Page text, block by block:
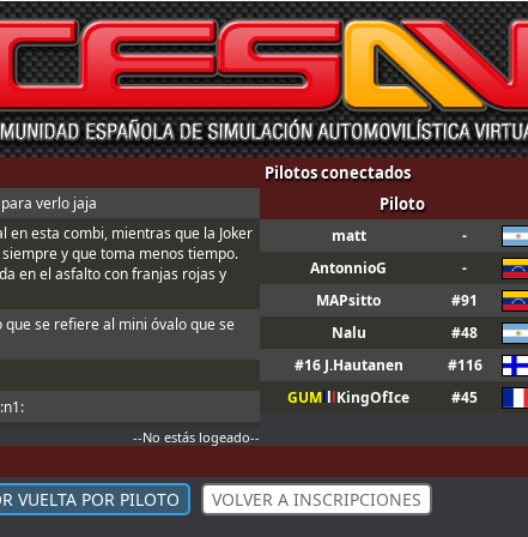
Pilotos conectados
verlo jaja
en esta combi, mientras que la Joker
y que toma menos tiempo.
en el asfalto con franjas rojas y
que se refiere al mini óvalo que se
t3, a fondo o a casa
sales de boxes ; Para que valide el
Piloto
matt -
AntonnioG
-
MAPsitto
#91
Nalu
#48
#16 J.Hautanen
#116
GUMlllKingOfIce #45
--No estás logeado--
VUELTA POR PILOTO VOLVER A INSCRIPCIONES